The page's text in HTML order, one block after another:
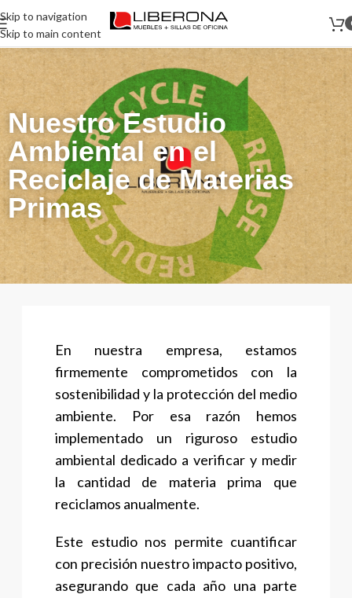
Skip to navigation
Skip to main content
Nuestro Estudio
Ambiental en el
Reciclaje de Materias
Primas
En nuestra empresa, estamos
firmemente comprometidos con la
sostenibilidad y la protección del medio
ambiente. Por esa razón hemos
implementado un riguroso estudio
ambiental dedicado a verificar y medir
la cantidad de materia prima que
reciclamos anualmente.
Este estudio nos permite cuantificar
con precisión nuestro impacto positivo,
asegurando que cada año una parte